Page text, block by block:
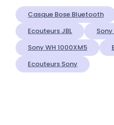
Casque Bose Bluetooth
Ecouteurs JBL
Sony
Sony WH 1000XM5
Ecouteurs Sony